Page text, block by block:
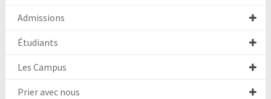
Admissions
Étudiants
Les Campus
Prier avec nous